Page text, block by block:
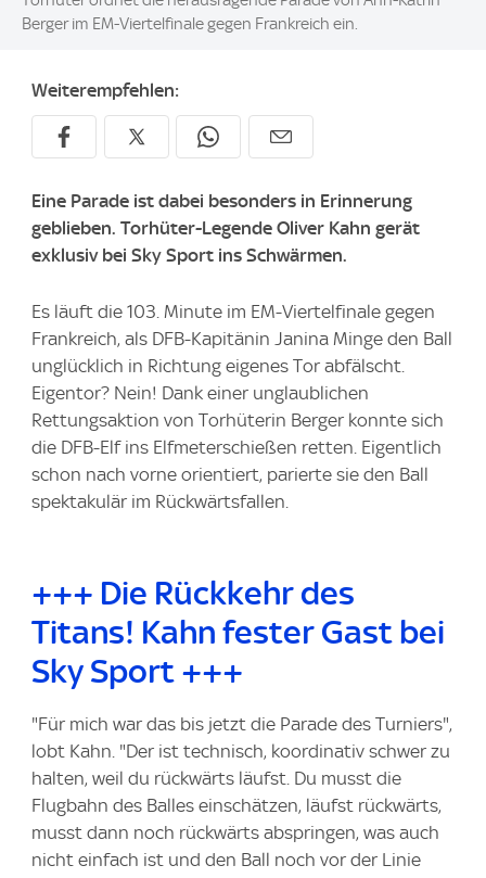
Berger im EM-Viertelfinale gegen Frankreich ein.
Weiterempfehlen:
Eine Parade ist dabei besonders in Erinnerung
geblieben. Torhüter-Legende Oliver Kahn gerät
exklusiv bei Sky Sport ins Schwärmen.
Es läuft die 103. Minute im EM-Viertelfinale gegen
Frankreich, als DFB-Kapitänin Janina Minge den Ball
unglücklich in Richtung eigenes Tor abfälscht.
Eigentor? Nein! Dank einer unglaublichen
Rettungsaktion von Torhüterin Berger konnte sich
die DFB-Elf ins Elfmeterschießen retten. Eigentlich
schon nach vorne orientiert, parierte sie den Ball
spektakulär im Rückwärtsfallen.
+++ Die Rückkehr des
Titans! Kahn fester Gast bei
Sky Sport +++
"Für mich war das bis jetzt die Parade des Turniers",
lobt Kahn. "Der ist technisch, koordinativ schwer zu
halten, weil du rückwärts läufst. Du musst die
Flugbahn des Balles einschätzen, läufst rückwärts,
musst dann noch rückwärts abspringen, was auch
nicht einfach ist und den Ball noch vor der Linie